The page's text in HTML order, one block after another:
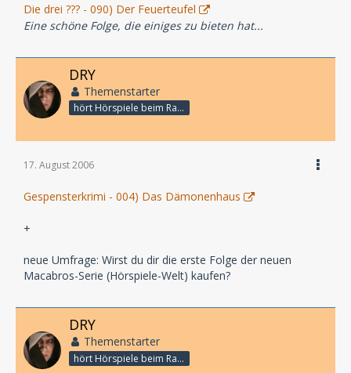
Die drei ??? - 090) Der Feuerteufel
Eine schöne Folge, die einiges zu bieten hat...
DRY
Themenstarter
hört Hörspiele beim Rasenmähen
17. August 2006
Gespensterkrimi - 004) Das Dämonenhaus
+
neue Umfrage: Wirst du dir die erste Folge der neuen
Macabros-Serie (Hörspiele-Welt) kaufen?
DRY
Themenstarter
hört Hörspiele beim Rasenmähen